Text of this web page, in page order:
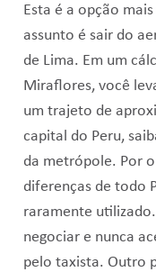
Esta é a opção
assunto é sair do
de Lima. Em um
Miraflores, você
um trajeto de
capital do Peru,
da metrópole. Por
diferenças de todo
raramente
negociar e nunca
pelo taxista. Outro